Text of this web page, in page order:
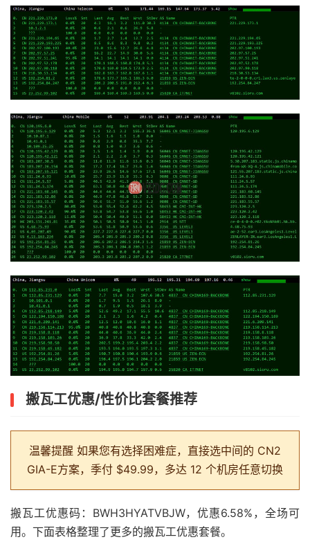
搬瓦工优惠/性价比套餐推荐
温馨提醒 如果您有选择困难症，直接选中间的 CN2
GIA-E方案，季付 $49.99，多达 12 个机房任意切换
搬瓦工优惠码：BWH3HYATVBJW，优惠6.58%，全场可
用。下面表格整理了更多的搬瓦工优惠套餐。